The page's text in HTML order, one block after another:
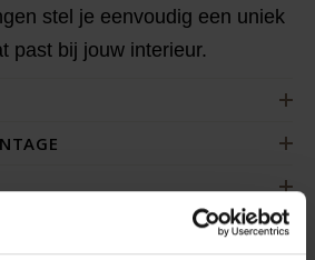
stel je eenvoudig een uniek
past bij jouw interieur.